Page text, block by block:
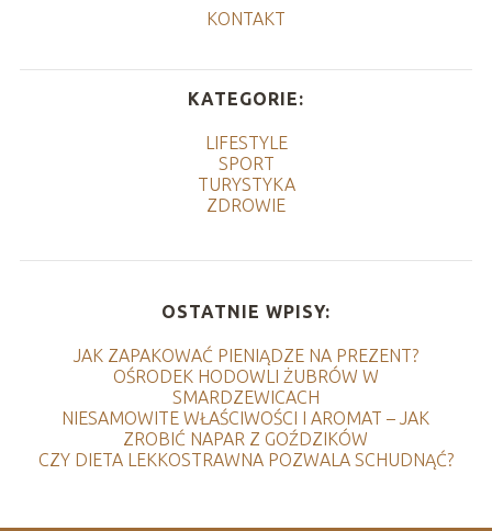
KONTAKT
KATEGORIE:
LIFESTYLE
SPORT
TURYSTYKA
ZDROWIE
OSTATNIE WPISY:
JAK ZAPAKOWAĆ PIENIĄDZE NA PREZENT?
OŚRODEK HODOWLI ŻUBRÓW W
SMARDZEWICACH
NIESAMOWITE WŁAŚCIWOŚCI I AROMAT – JAK
ZROBIĆ NAPAR Z GOŹDZIKÓW
CZY DIETA LEKKOSTRAWNA POZWALA SCHUDNĄĆ?